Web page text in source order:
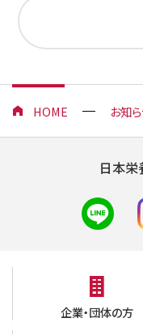
HOME お知
日本栄
企業・団体の方